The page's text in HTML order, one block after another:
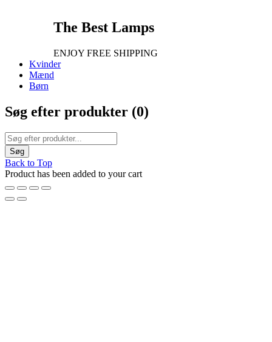
The Best Lamps
ENJOY FREE SHIPPING
Kvinder
Mænd
Børn
Søg efter produkter (0)
Back to Top
Product has been added to your cart